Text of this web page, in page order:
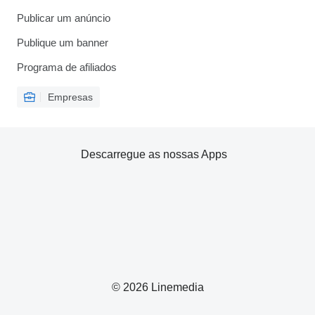
Publicar um anúncio
Publique um banner
Programa de afiliados
Empresas
© 2026 Linemedia
Descarregue as nossas Apps